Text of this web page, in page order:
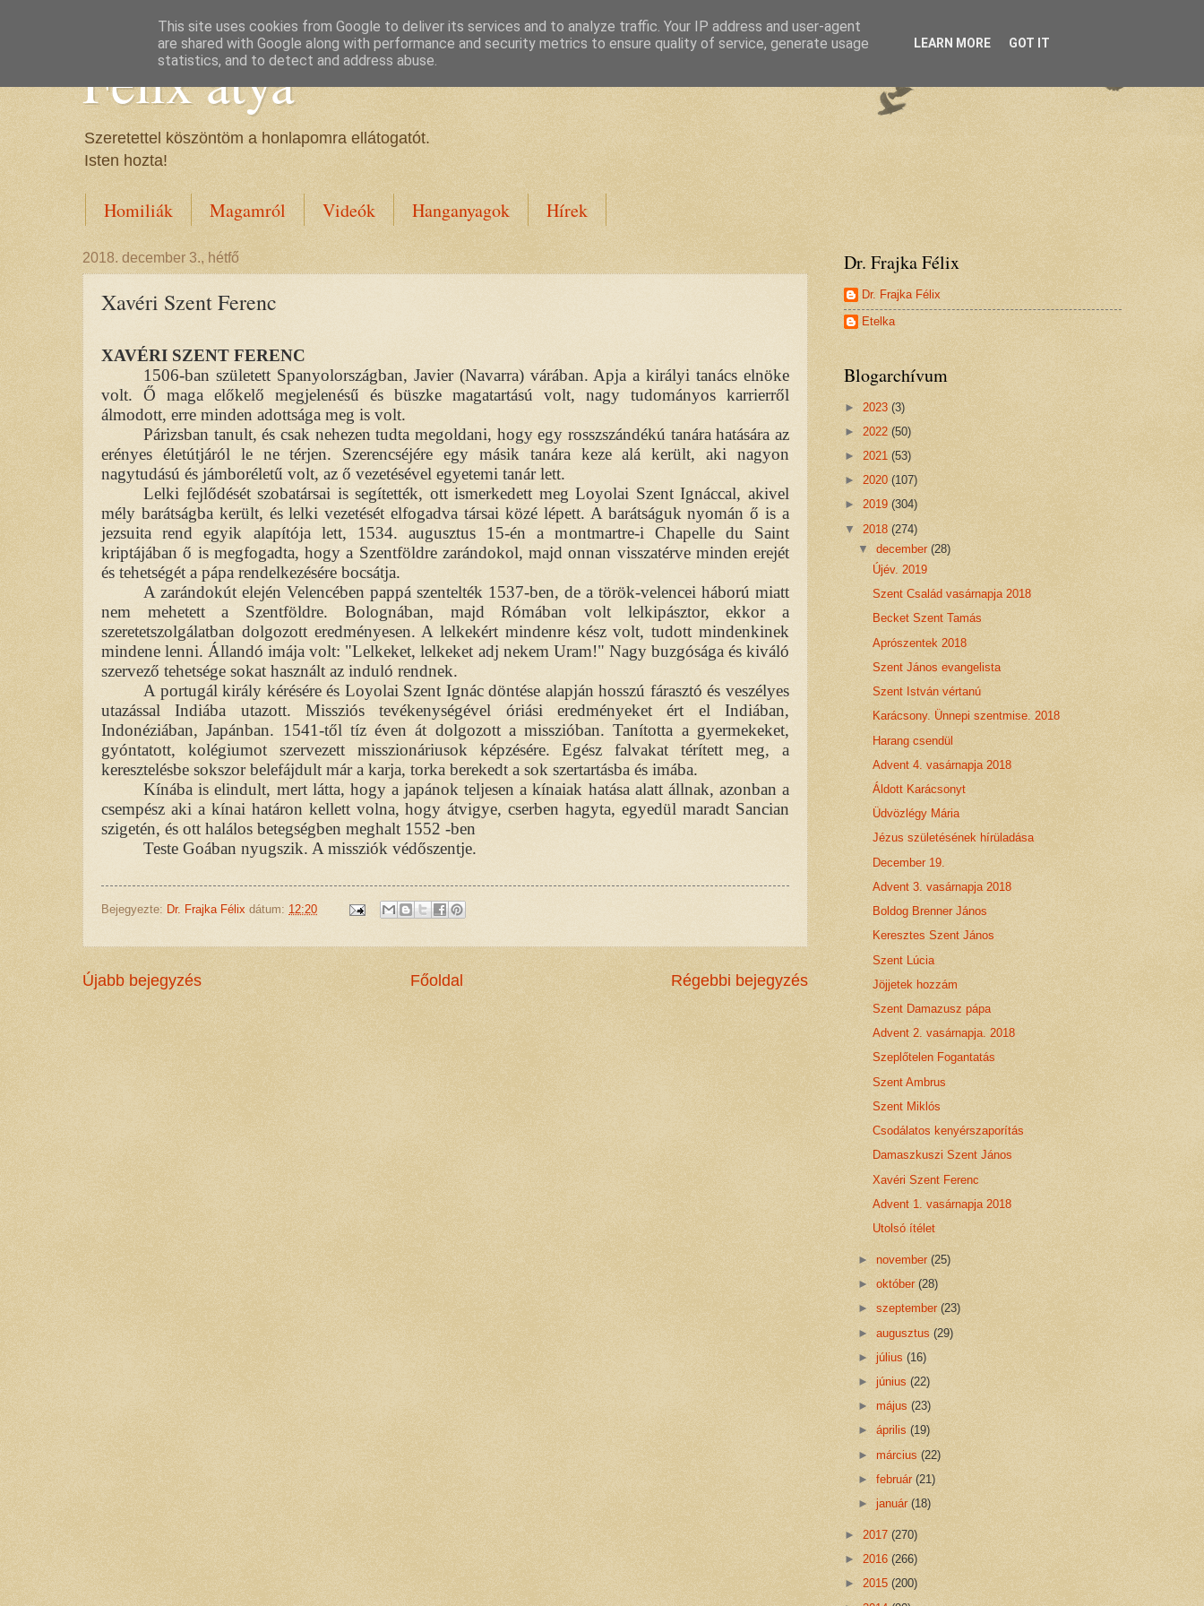
Félix atya
Szeretettel köszöntöm a honlapomra ellátogatót.
Isten hozta!
Homiliák Magamról Videók Hanganyagok Hírek
2018. december 3., hétfő
Xavéri Szent Ferenc
XAVÉRI SZENT FERENC
1506-ban született Spanyolországban, Javier (Navarra) várában. Apja a királyi tanács elnöke
volt. Ő maga előkelő megjelenésű és büszke magatartású volt, nagy tudományos karrierről
álmodott, erre minden adottsága meg is volt.
Párizsban tanult, és csak nehezen tudta megoldani, hogy egy rosszszándékú tanára hatására az
erényes életútjáról le ne térjen. Szerencséjére egy másik tanára keze alá került, aki nagyon
nagytudású és jámboréletű volt, az ő vezetésével egyetemi tanár lett.
Lelki fejlődését szobatársai is segítették, ott ismerkedett meg Loyolai Szent Ignáccal, akivel
mély barátságba került, és lelki vezetését elfogadva társai közé lépett. A barátságuk nyomán ő is a
jezsuita rend egyik alapítója lett, 1534. augusztus 15-én a montmartre-i Chapelle du Saint
kriptájában ő is megfogadta, hogy a Szentföldre zarándokol, majd onnan visszatérve minden erejét
és tehetségét a pápa rendelkezésére bocsátja.
A zarándokút elején Velencében pappá szentelték 1537-ben, de a török-velencei háború miatt
nem mehetett a Szentföldre. Bolognában, majd Rómában volt lelkipásztor, ekkor a
szeretetszolgálatban dolgozott eredményesen. A lelkekért mindenre kész volt, tudott mindenkinek
mindene lenni. Állandó imája volt: "Lelkeket, lelkeket adj nekem Uram!" Nagy buzgósága és kiváló
szervező tehetsége sokat használt az induló rendnek.
A portugál király kérésére és Loyolai Szent Ignác döntése alapján hosszú fárasztó és veszélyes
utazással Indiába utazott. Missziós tevékenységével óriási eredményeket ért el Indiában,
Indonéziában, Japánban. 1541-től tíz éven át dolgozott a misszióban. Tanította a gyermekeket,
gyóntatott, kolégiumot szervezett misszionáriusok képzésére. Egész falvakat térített meg, a
keresztelésbe sokszor belefájdult már a karja, torka berekedt a sok szertartásba és imába.
Kínába is elindult, mert látta, hogy a japánok teljesen a kínaiak hatása alatt állnak, azonban a
csempész aki a kínai határon kellett volna, hogy átvigye, cserben hagyta, egyedül maradt Sancian
szigetén, és ott halálos betegségben meghalt 1552 -ben
Teste Goában nyugszik. A missziók védőszentje.
Bejegyezte: Dr. Frajka Félix dátum: 12:20
Újabb bejegyzés Régebbi bejegyzés
Főoldal
Dr. Frajka Félix
Dr. Frajka Félix
Etelka
Blogarchívum
► 2023 (3)
► 2022 (50)
► 2021 (53)
► 2020 (107)
► 2019 (304)
▼ 2018 (274)
▼december(28)
Újév. 2019
Szent Család vasárnapja 2018
Becket Szent Tamás
Aprószentek 2018
Szent János evangelista
Szent István vértanú
Karácsony. Ünnepi szentmise. 2018
Harang csendül
Advent 4. vasárnapja 2018
Áldott Karácsonyt
Üdvözlégy Mária
Jézus születésének hírüladása
December 19.
Advent 3. vasárnapja 2018
Boldog Brenner János
Keresztes Szent János
Szent Lúcia
Jöjjetek hozzám
Szent Damazusz pápa
Advent 2. vasárnapja. 2018
Szeplőtelen Fogantatás
Szent Ambrus
Szent Miklós
Csodálatos kenyérszaporítás
Damaszkuszi Szent János
Xavéri Szent Ferenc
Advent 1. vasárnapja 2018
Utolsó ítélet
►november(25)
►október(28)
►szeptember(23)
►augusztus(29)
►július(16)
► június(22)
►május(23)
►április(19)
►március(22)
►február(21)
►január(18)
► 2017 (270)
► 2016 (266)
► 2015 (200)
This site uses cookies from Google to deliver its services and to analyze traffic. Your IP address and user-agent
are shared with Google along with performance and security metrics to ensure quality of service, generate usage
statistics, and to detect and address abuse.
LEARN MORE GOT IT